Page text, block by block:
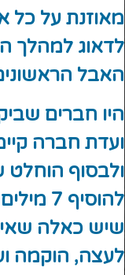
מאוזנת על כל
לדאוג למהלך
האבל
היו חברים
ועדת חברה
ולבסוף
שיש כאלה
לעצה, הוקמה